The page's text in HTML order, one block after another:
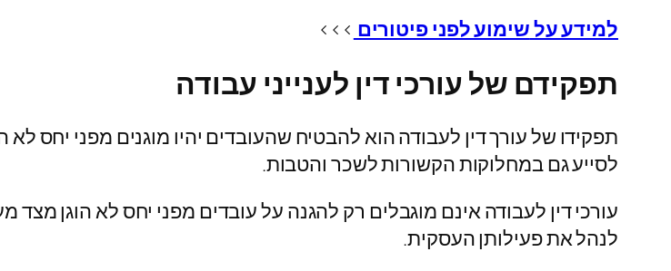
למידע עלשימוע לפני פיטורים >>>
תפקידם של עורכי דין לענייני עבודה
תפקידו של עורך דין לעבודה הוא להבטיח שהעובדים יהיו מוגנים מפני יחס
לסייע גם במחלוקות הקשורות לשכר והטבות.
עורכי דין לעבודה אינם מוגבלים רק להגנה על עובדים מפני יחס לא הוגן
לנהל את פעילותן העסקית.